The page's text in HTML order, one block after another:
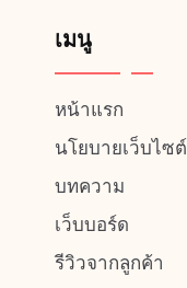
เมนู
หน้าแรก
นโยบายเว็บไซต์
บทความ
เว็บบอร์ด
รีวิวจากลูกค้า